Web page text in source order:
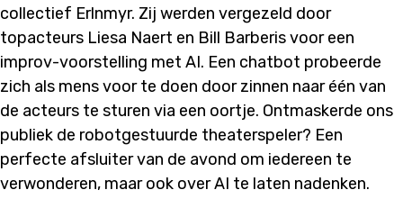
collectief Erlnmyr. Zij werden vergezeld door
topacteurs Liesa Naert en Bill Barberis voor een
improv-voorstelling met AI. Een chatbot probeerde
zich als mens voor te doen door zinnen naar één van
de acteurs te sturen via een oortje. Ontmaskerde ons
publiek de robotgestuurde theaterspeler? Een
perfecte afsluiter van de avond om iedereen te
verwonderen, maar ook over AI te laten nadenken.